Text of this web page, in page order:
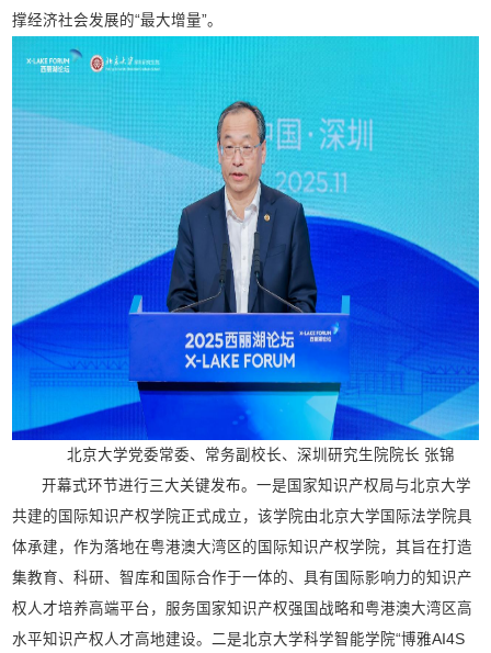
撑经济社会发展的“最大增量”。
北京大学党委常委、常务副校长、深圳研究生院院长 张锦
开幕式环节进行三大关键发布。一是国家知识产权局与北京大学
共建的国际知识产权学院正式成立，该学院由北京大学国际法学院具
体承建，作为落地在粤港澳大湾区的国际知识产权学院，其旨在打造
集教育、科研、智库和国际合作于一体的、具有国际影响力的知识产
权人才培养高端平台，服务国家知识产权强国战略和粤港澳大湾区高
水平知识产权人才高地建设。二是北京大学科学智能学院“博雅AI4S